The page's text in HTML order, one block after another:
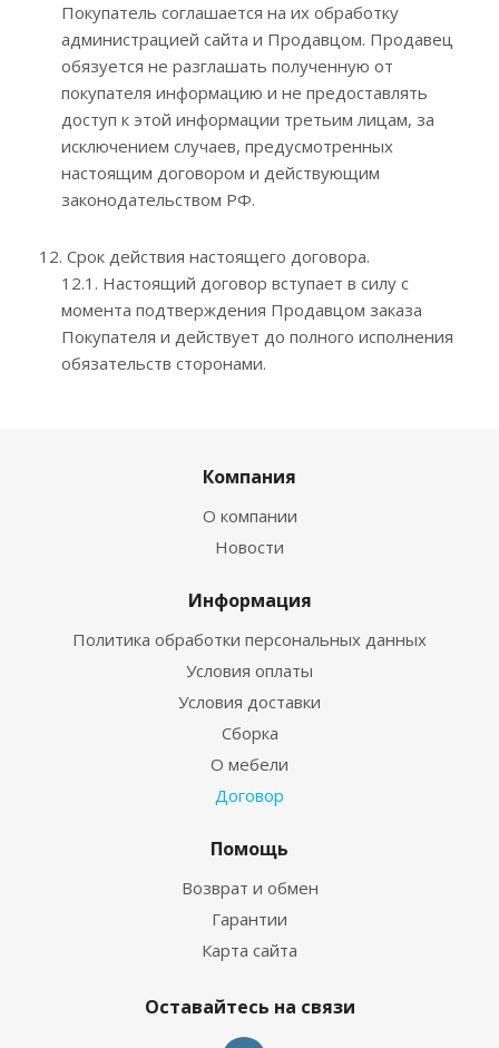
Покупатель соглашается на их обработку
администрацией сайта и Продавцом. Продавец
обязуется не разглашать полученную от
покупателя информацию и не предоставлять
доступ к этой информации третьим лицам, за
исключением случаев, предусмотренных
настоящим договором и действующим
законодательством РФ.
12. Срок действия настоящего договора.
12.1. Настоящий договор вступает в силу с
момента подтверждения Продавцом заказа
Покупателя и действует до полного исполнения
обязательств сторонами.
Компания
О компании
Новости
Информация
Политика обработки персональных данных
Условия оплаты
Условия доставки
Сборка
О мебели
Договор
Помощь
Возврат и обмен
Гарантии
Карта сайта
Оставайтесь на связи